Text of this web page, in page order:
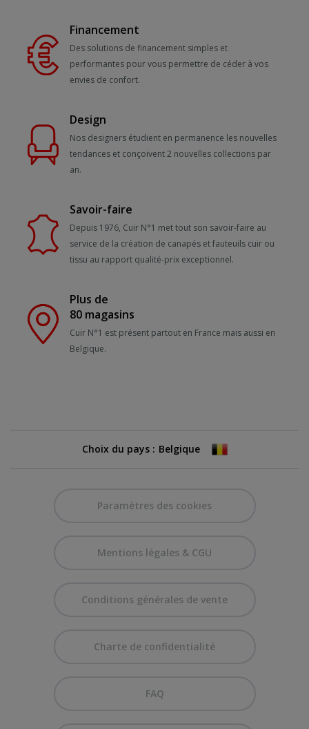
Financement
Des solutions de financement simples et
performantes pour vous permettre de céder à vos
envies de confort.
Design
Nos designers étudient en permanence les nouvelles
tendances et conçoivent 2 nouvelles collections par
an.
Savoir-faire
Depuis 1976, Cuir N°1 met tout son savoir-faire au
service de la création de canapés et fauteuils cuir ou
tissu au rapport qualité-prix exceptionnel.
Plus de
80 magasins
Cuir N°1 est présent partout en France mais aussi en
Belgique.
Choix du pays :
Paramètres des cookies
Mentions légales & CGU
Conditions générales de vente
Charte de confidentialité
FAQ